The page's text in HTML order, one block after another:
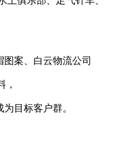
案、白云物流公司
，
目标客户群。